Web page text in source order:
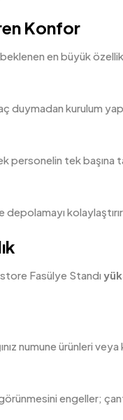
Konfor
en büyük
duymadan kurulum
personelin tek başına
Fasülye Standı
numune ürünleri veya
görünmesini engeller;